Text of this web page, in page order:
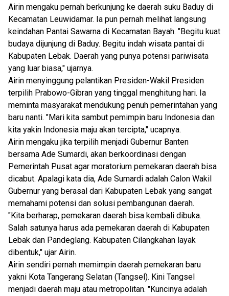
Airin mengaku pernah berkunjung ke daerah suku Baduy di
Kecamatan Leuwidamar. Ia pun pernah melihat langsung
keindahan Pantai Sawarna di Kecamatan Bayah. "Begitu kuat
budaya dijunjung di Baduy. Begitu indah wisata pantai di
Kabupaten Lebak. Daerah yang punya potensi pariwisata
yang luar biasa," ujarnya.
Airin menyinggung pelantikan Presiden-Wakil Presiden
terpilih Prabowo-Gibran yang tinggal menghitung hari. Ia
meminta masyarakat mendukung penuh pemerintahan yang
baru nanti. "Mari kita sambut pemimpin baru Indonesia dan
kita yakin Indonesia maju akan tercipta," ucapnya.
Airin mengaku jika terpilih menjadi Gubernur Banten
bersama Ade Sumardi, akan berkoordinasi dengan
Pemerintah Pusat agar moratorium pemekaran daerah bisa
dicabut. Apalagi kata dia, Ade Sumardi adalah Calon Wakil
Gubernur yang berasal dari Kabupaten Lebak yang sangat
memahami potensi dan solusi pembangunan daerah.
"Kita berharap, pemekaran daerah bisa kembali dibuka.
Salah satunya harus ada pemekaran daerah di Kabupaten
Lebak dan Pandeglang. Kabupaten Cilangkahan layak
dibentuk," ujar Airin.
Airin sendiri pernah memimpin daerah pemekaran baru
yakni Kota Tangerang Selatan (Tangsel). Kini Tangsel
menjadi daerah maju atau metropolitan. "Kuncinya adalah